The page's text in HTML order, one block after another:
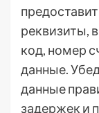
реквизиты,
код, номер
данные.
данные
задержек и